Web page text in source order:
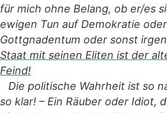
für mich ohne Belang, ob er/es
ewigen Tun auf Demokratie
Gottgnadentum oder sonst
Staat mit seinen Eliten ist der
Feind!
Die politische Wahrheit ist so
so klar! – Ein Räuber oder Idiot,